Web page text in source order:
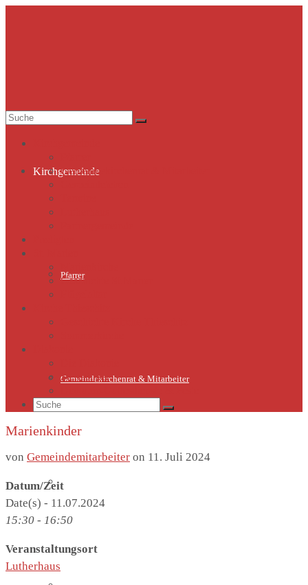
Kirchgemeinde
Pfarrer
Gemeindekirchenrat & Mitarbeiter
Gemeindeleben
Suche
Gemeindekirchenrat & Mitarbeiter
Geschichte St.Marien
Sternsinger
Suche
Marienkinder
von Gemeindemitarbeiter on 11. Juli 2024
Datum/Zeit
Date(s) - 11.07.2024
15:30 - 16:50
Veranstaltungsort
Lutherhaus